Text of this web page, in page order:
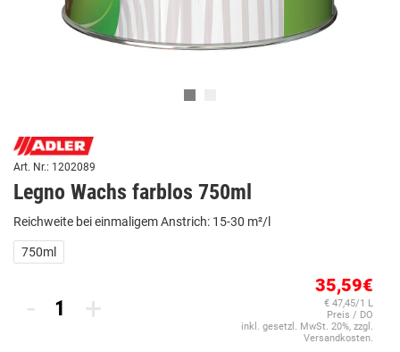
Art. Nr.: 1202089
Legno Wachs farblos 750ml
Reichweite bei einmaligem Anstrich: 15-30 m²/l
750ml
- +
35,59€
€ 47,45/1 L
Preis / DO
inkl. gesetzl. MwSt. 20%, zzgl.
Versandkosten.